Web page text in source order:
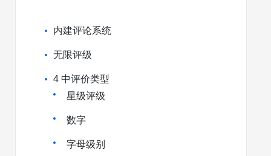
内建评论系统
无限评级
4 中评价类型
星级评级
数字
字母级别